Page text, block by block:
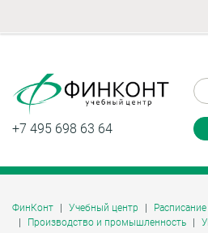
+7 495 698 63 64
ФинКонт Учебный центр
Производство и промышленность
звонок
Даю согласие на